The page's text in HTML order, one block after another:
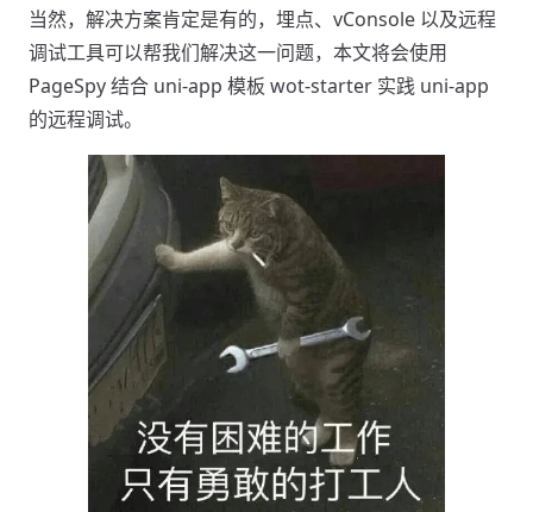
当然，解决方案肯定是有的，埋点、vConsole 以及远程
调试工具可以帮我们解决这一问题，本文将会使用
PageSpy 结合 uni-app 模板 wot-starter 实践 uni-app
的远程调试。